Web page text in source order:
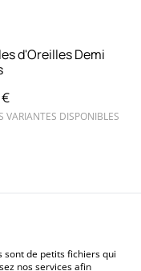
d'Oreilles Demi
VARIANTES DISPONIBLES
FAQ
sont de petits fichiers qui
nos services afin